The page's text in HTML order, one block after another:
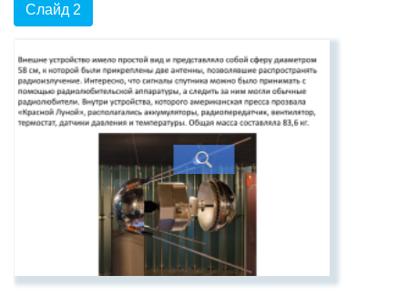
Слайд 2